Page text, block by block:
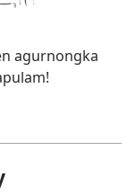
agurnongka